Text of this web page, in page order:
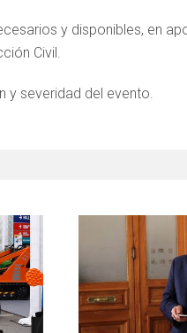
y disponibles, en
Civil.
y severidad del evento.